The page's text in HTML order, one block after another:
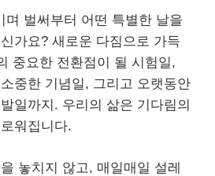
며 벌써부터 어떤 특별한 날을
가요? 새로운 다짐으로 가득
중요한 전환점이 될 시험일,
중한 기념일, 그리고 오랫동안
일까지. 우리의 삶은 기다림의
워집니다.
놓치지 않고, 매일매일 설레